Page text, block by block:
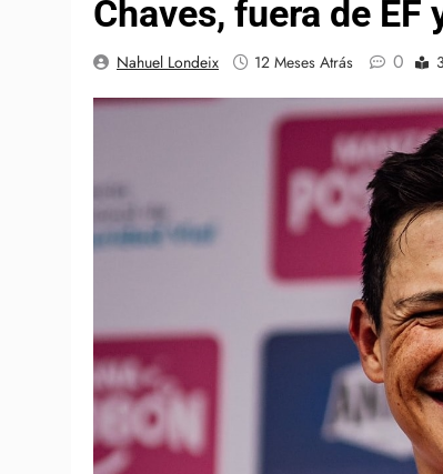
Chaves, fuera de
Nahuel Londeix 12 Meses Atrás 0